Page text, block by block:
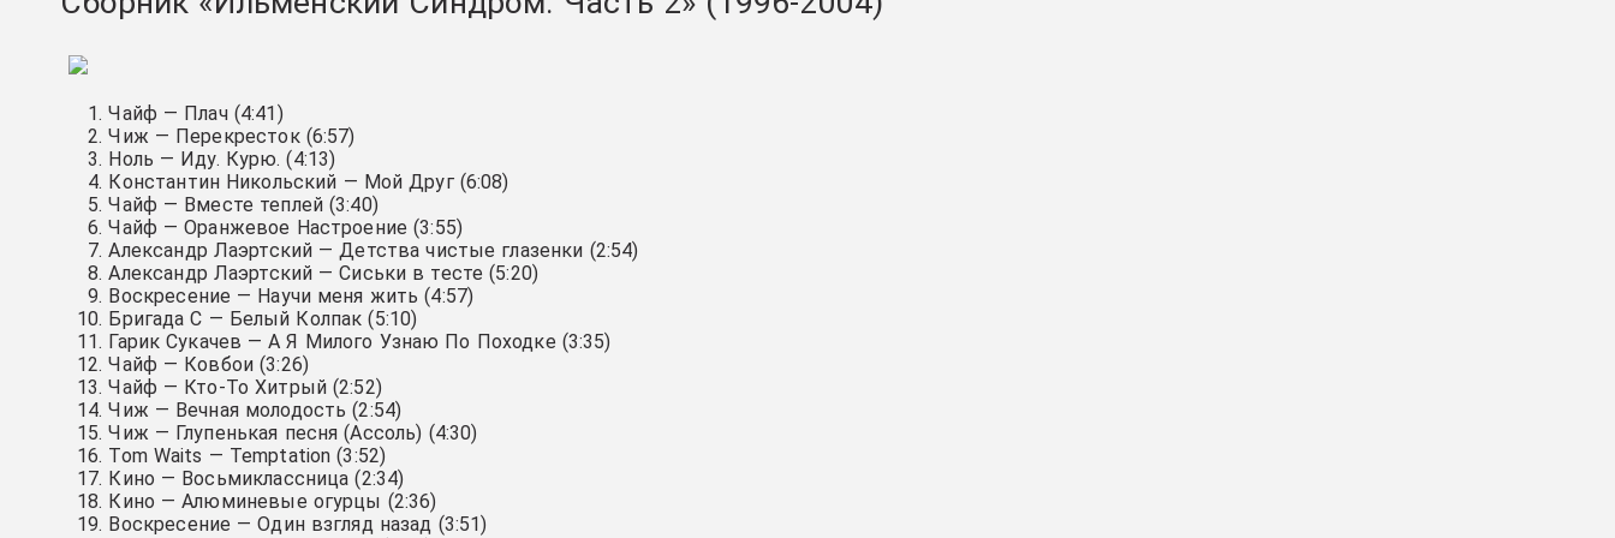
Чайф — Плач (4:41)
Чиж — Перекресток (6:57)
Ноль — Иду. Курю. (4:13)
Константин Никольский — Мой Друг (6:08)
Чайф — Вместе теплей (3:40)
Чайф — Оранжевое Настроение (3:55)
Александр Лаэртский — Детства чистые глазенки (2:54)
Александр Лаэртский — Сиськи в тесте (5:20)
Воскресение — Научи меня жить (4:57)
Бригада С — Белый Колпак (5:10)
Гарик Сукачeв — А Я Милого Узнаю По Походке (3:35)
Чайф — Ковбои (3:26)
Чайф — Кто-То Хитрый (2:52)
Чиж — Вечная молодость (2:54)
Чиж — Глупенькая песня (Ассоль) (4:30)
Tom Waits — Temptation (3:52)
Кино — Восьмиклассница (2:34)
Кино — Алюминевые огурцы (2:36)
Воскресение — Один взгляд назад (3:51)